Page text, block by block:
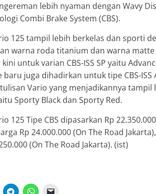
lebih nyaman dengan Wavy
Combi Brake System (CBS).
125 tampil lebih berkelas dan sporti
warna roda titanium dan warna
untuk varian CBS-ISS SP yaitu
juga dihadirkan untuk tipe CBS-
Vario yang menjadikannya
Sporty Black dan Sporty Red.
125 Tipe CBS dipasarkan Rp
Rp 24.000.000 (On The Road
(On The Road Jakarta). (ist)